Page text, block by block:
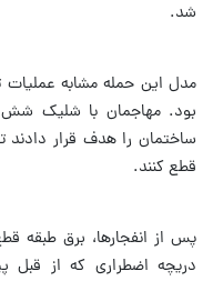
شد.
مدل این حمله مشابه
بود. مهاجمان با شلیک
ساختمان را هدف قرار دادند
قطع کنند.
پس از انفجارها، برق طبقه
دریچه اضطراری که از قبل